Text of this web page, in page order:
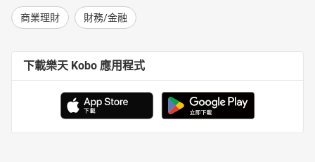
商業理財 財務/金融
下載樂天 Kobo 應用程式